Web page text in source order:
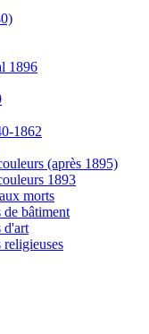
1896
1862
(après 1895)
1893
morts
de bâtiment
d'art
religieuses